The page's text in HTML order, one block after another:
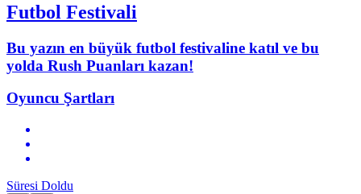
Futbol Festivali
Bu yazın en büyük futbol festivaline katıl ve bu
yolda Rush Puanları kazan!
Oyuncu Şartları
Süresi Doldu